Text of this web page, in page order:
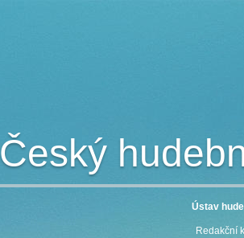
Český
Ústav
Redakční